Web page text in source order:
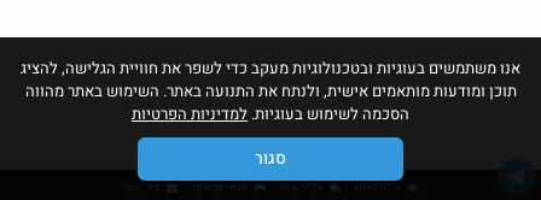
אנו משתמשים בעוגיות ובטכנולוגיות מעקב כדי לשפר את חוויית הגלישה, להציג
תוכן ומודעות מותאמים אישית, ולנתח את התנועה באתר. השימוש באתר מהווה
הסכמה לשימוש בעוגיות. למדיניות הפרטיות
סגור